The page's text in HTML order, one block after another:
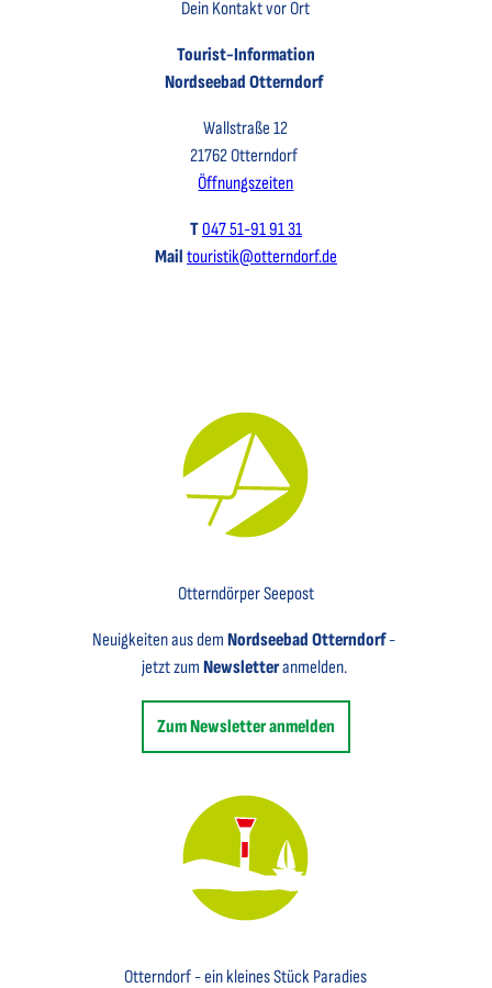
Dein Kontakt vor Ort
Tourist-Information
Nordseebad Otterndorf
Wallstraße 12
21762 Otterndorf
Öffnungszeiten
T047 51-91 91 31
Mail touristik@otterndorf.de
Otterndörper Seepost
Neuigkeiten aus demNordseebad Otterndorf-
jetzt zum Newsletteranmelden.
Zum Newsletter anmelden
Otterndorf - ein kleines Stück Paradies